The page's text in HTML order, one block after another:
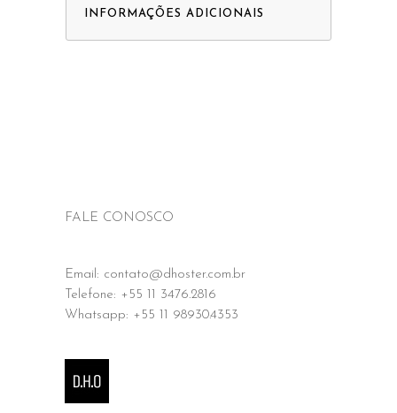
INFORMAÇÕES ADICIONAIS
FALE CONOSCO
Email: contato@dhoster.com.br
Telefone: +55 11 3476.2816
Whatsapp: +55 11 98930.4353